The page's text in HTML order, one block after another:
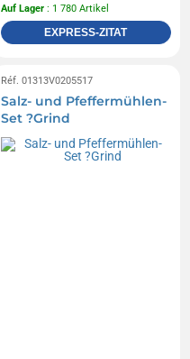
Auf Lager : 1 780 Artikel
EXPRESS-ZITAT
Réf. 01313V0205517
Salz- und Pfeffermühlen-
Set ?Grind